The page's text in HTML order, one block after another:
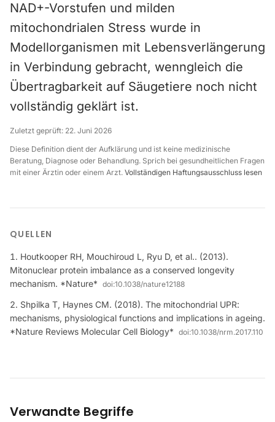
NAD+-Vorstufen und milden
mitochondrialen Stress wurde in
Modellorganismen mit Lebensverlängerung
in Verbindung gebracht, wenngleich die
Übertragbarkeit auf Säugetiere noch nicht
vollständig geklärt ist.
Zuletzt geprüft: 22. Juni 2026
Diese Definition dient der Aufklärung und ist keine medizinische
Beratung, Diagnose oder Behandlung. Sprich bei gesundheitlichen Fragen
mit einer Ärztin oder einem Arzt. Vollständigen Haftungsausschluss lesen
QUELLEN
Houtkooper RH, Mouchiroud L, Ryu D, et al.. (2013).
Mitonuclear protein imbalance as a conserved longevity
mechanism. *Nature* doi:10.1038/nature12188
Shpilka T, Haynes CM. (2018). The mitochondrial UPR:
mechanisms, physiological functions and implications in ageing.
*Nature Reviews Molecular Cell Biology* doi:10.1038/nrm.2017.110
Verwandte Begriffe